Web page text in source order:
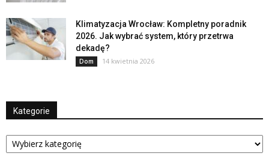
Klimatyzacja Wrocław: Kompletny poradnik
2026. Jak wybrać system, który przetrwa
dekadę?
Dom 14 kwietnia 2026
Kategorie
Kategorie